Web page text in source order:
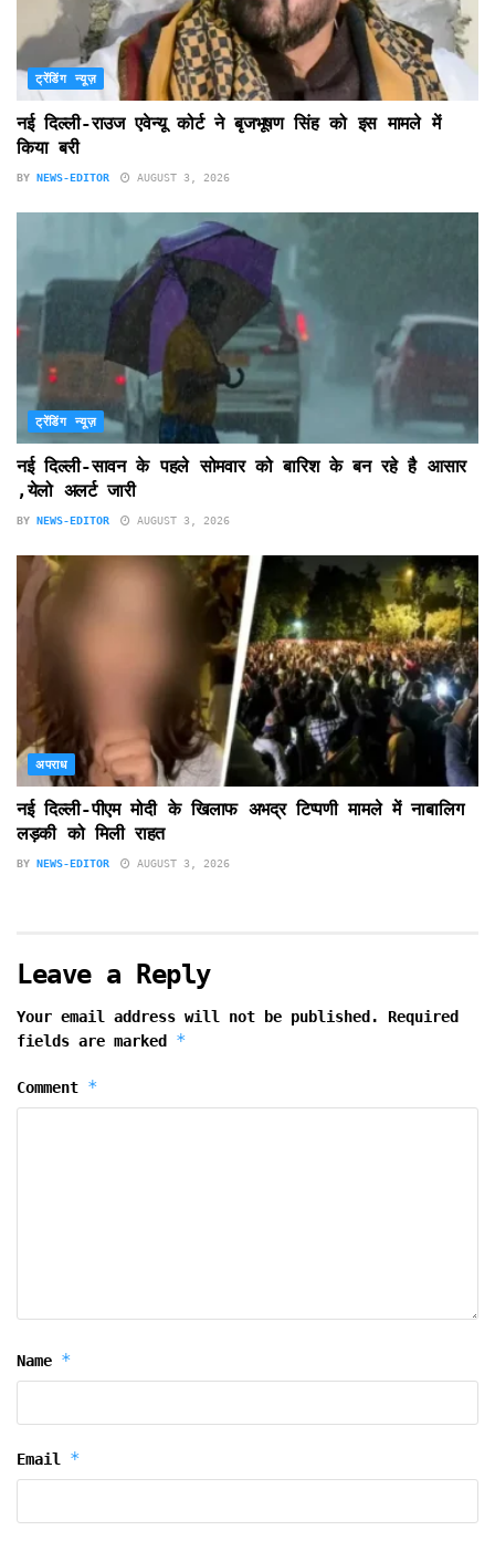
ट्रेंडिंग न्यूज़
नई दिल्ली-राउज एवेन्यू कोर्ट ने बृजभूषण सिंह को इस मामले में
किया बरी
BY NEWS-EDITOR AUGUST 3, 2026
ट्रेंडिंग न्यूज़
नई दिल्ली-सावन के पहले सोमवार को बारिश के बन रहे है आसार
,येलो अलर्ट जारी
BY NEWS-EDITOR AUGUST 3, 2026
अपराध
नई दिल्ली-पीएम मोदी के खिलाफ अभद्र टिप्पणी मामले में नाबालिग
लड़की को मिली राहत
BY NEWS-EDITOR AUGUST 3, 2026
Leave a Reply
Your email address will not be published.
Required
fields are marked *
Comment *
Name *
Email *